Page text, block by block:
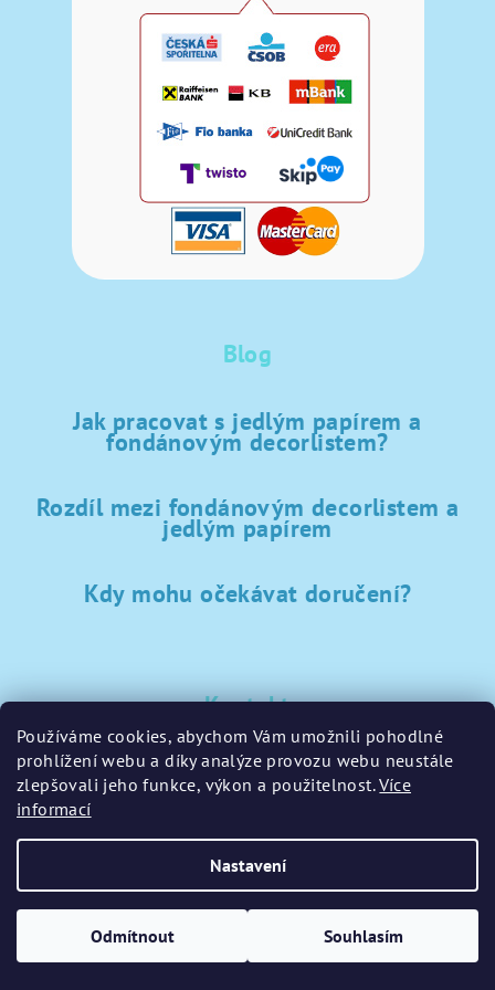
Používáme cookies, abychom Vám umožnili pohodlné
prohlížení webu a díky analýze provozu webu neustále
zlepšovali jeho funkce, výkon a použitelnost.Více
informací
Nastavení
Odmítnout Souhlasím
Blog
Jak pracovat s jedlým papírem a
fondánovým decorlistem?
Rozdíl mezi fondánovým decorlistem a
jedlým papírem
Kdy mohu očekávat doručení?
Kontakt
sklad@sladke-potreby.cz
+420 797728283
Upravit nastavení cookies
Vytvořil Shoptet